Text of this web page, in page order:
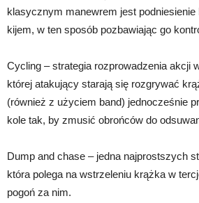
klasycznym manewrem jest podniesienie
kijem, w ten sposób pozbawiając go
Cycling – strategia rozprowadzenia akcji
której atakujący starają się rozgrywać
(również z użyciem band) jednocześnie
kole tak, by zmusić obrońców do
Dump and chase – jedna najprostszych
która polega na wstrzeleniu krążka w
pogoń za nim.